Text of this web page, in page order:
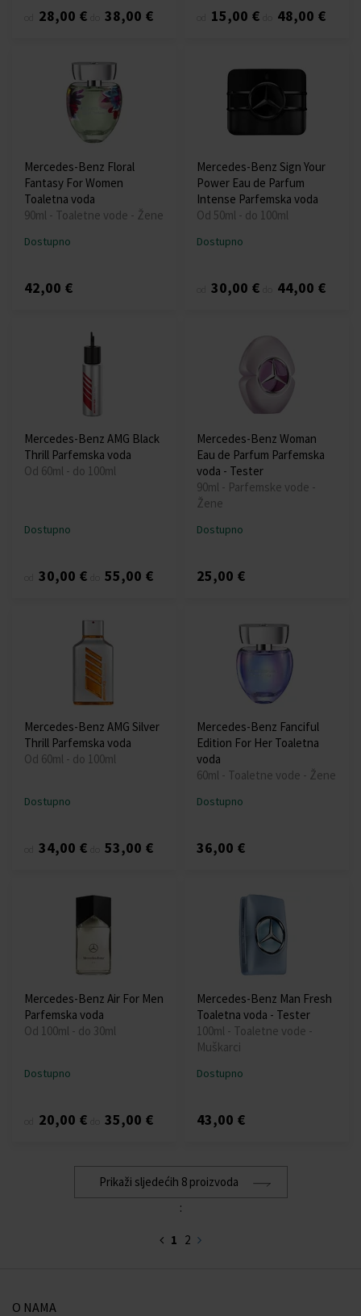
28,00 € 38,00 € 15,00 € 48,00 €
Mercedes-Benz Floral
Fantasy For Women
Toaletna voda
90ml - Toaletne vode - Žene
Dostupno
42,00 €
Mercedes-Benz Sign Your
Power Eau de Parfum
Intense Parfemska voda
Od 50ml - do 100ml
Dostupno
30,00 € 44,00 €
Mercedes-Benz AMG Black
Thrill Parfemska voda
Od 60ml - do 100ml
Dostupno
30,00 € 55,00 €
Mercedes-Benz Woman
Eau de Parfum Parfemska
voda - Tester
90ml - Parfemske vode -
Žene
Dostupno
25,00 €
Mercedes-Benz AMG Silver
Thrill Parfemska voda
Od 60ml - do 100ml
Dostupno
34,00 € 53,00 €
Mercedes-Benz Fanciful
Edition For Her Toaletna
voda
60ml - Toaletne vode - Žene
Dostupno
36,00 €
Mercedes-Benz Air For Men
Parfemska voda
Od 100ml - do 30ml
Dostupno
20,00 € 35,00 €
Mercedes-Benz Man Fresh
Toaletna voda - Tester
100ml - Toaletne vode -
Muškarci
Dostupno
43,00 €
Prikaži sljedećih 8 proizvoda
:
1 2
O NAMA